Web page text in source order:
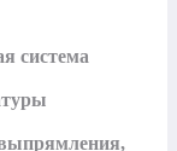
система